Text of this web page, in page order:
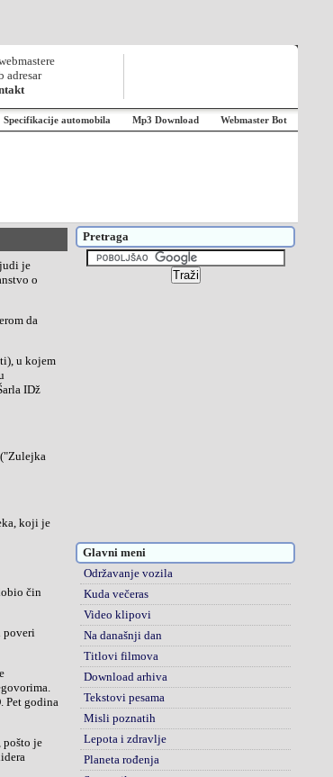
adresar
Specifikacije automobila Mp3 Download Webmaster Bot
o
IDž
čin
Pet godina
Pretraga
Glavni meni
Održavanje vozila
Kuda večeras
Video klipovi
Na današnji dan
Titlovi filmova
Download arhiva
Tekstovi pesama
Misli poznatih
Lepota i zdravlje
Planeta rođenja